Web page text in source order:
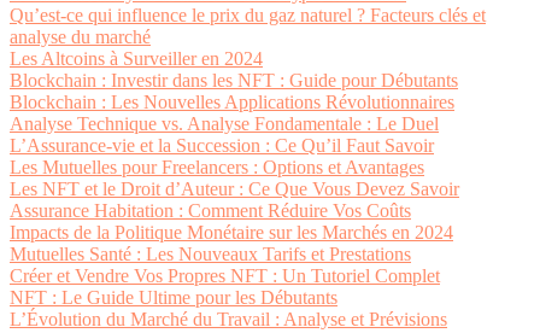
Qu’est-ce qui influence le prix du gaz naturel ? Facteurs clés et
analyse du marché
Les Altcoins à Surveiller en 2024
Blockchain : Investir dans les NFT : Guide pour Débutants
Blockchain : Les Nouvelles Applications Révolutionnaires
Analyse Technique vs. Analyse Fondamentale : Le Duel
L’Assurance-vie et la Succession : Ce Qu’il Faut Savoir
Les Mutuelles pour Freelancers : Options et Avantages
Les NFT et le Droit d’Auteur : Ce Que Vous Devez Savoir
Assurance Habitation : Comment Réduire Vos Coûts
Impacts de la Politique Monétaire sur les Marchés en 2024
Mutuelles Santé : Les Nouveaux Tarifs et Prestations
Créer et Vendre Vos Propres NFT : Un Tutoriel Complet
NFT : Le Guide Ultime pour les Débutants
L’Évolution du Marché du Travail : Analyse et Prévisions